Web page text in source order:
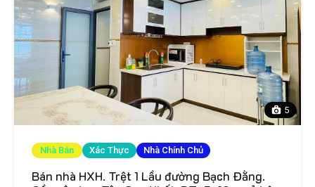
5
Nhà Bán Xác Thực Nhà Chính Chủ
Bán nhà HXH. Trệt 1 Lầu đường Bạch Đằng.